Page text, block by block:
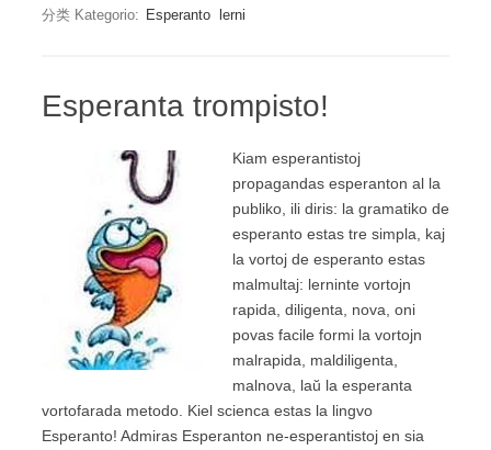
分类 Kategorio: Esperanto lerni
Esperanta trompisto!
Kiam esperantistoj
propagandas esperanton al la
publiko, ili diris: la gramatiko de
esperanto estas tre simpla, kaj
la vortoj de esperanto estas
malmultaj: lerninte vortojn
rapida, diligenta, nova, oni
povas facile formi la vortojn
malrapida, maldiligenta,
malnova, laŭ la esperanta
vortofarada metodo. Kiel scienca estas la lingvo
Esperanto! Admiras Esperanton ne-esperantistoj en sia